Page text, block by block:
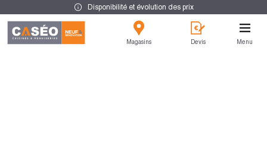
Disponibilité et évolution des prix
Magasins Devis Menu